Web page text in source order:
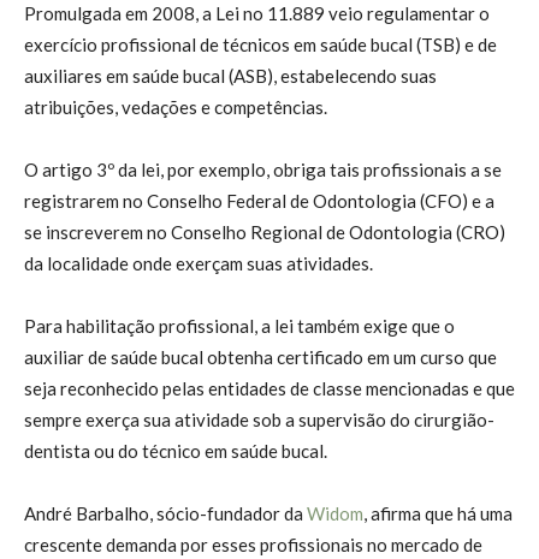
Promulgada em 2008, a Lei no 11.889 veio regulamentar o
exercício profissional de técnicos em saúde bucal (TSB) e de
auxiliares em saúde bucal (ASB), estabelecendo suas
atribuições, vedações e competências.
O artigo 3º da lei, por exemplo, obriga tais profissionais a se
registrarem no Conselho Federal de Odontologia (CFO) e a
se inscreverem no Conselho Regional de Odontologia (CRO)
da localidade onde exerçam suas atividades.
Para habilitação profissional, a lei também exige que o
auxiliar de saúde bucal obtenha certificado em um curso que
seja reconhecido pelas entidades de classe mencionadas e que
sempre exerça sua atividade sob a supervisão do cirurgião-
dentista ou do técnico em saúde bucal.
André Barbalho, sócio-fundador da Widom , afirma que há uma
crescente demanda por esses profissionais no mercado de